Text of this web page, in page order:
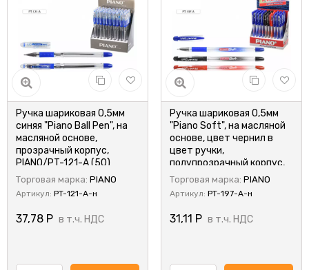
Ручка шариковая 0,5мм
синяя "Piano Ball Pen", на
масляной основе,
прозрачный корпус,
PIANO/PT-121-A (50)
Торговая марка: PIANO
Артикул: PT-121-A-н
37,78 Р в т.ч. НДС
Ручка шариковая 0,5мм
"Piano Soft", на масляной
основе, цвет чернил в
цвет ручки,
полупрозрачный корпус,
цвет ассорти, PIANO/PT-
197-A (50)
Торговая марка: PIANO
Артикул: PT-197-A-н
31,11 Р в т.ч. НДС